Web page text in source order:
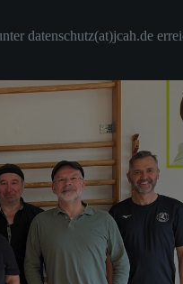
datenschutz(at)jcah.de